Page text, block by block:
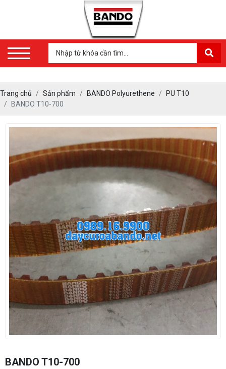
Trang chủ Sản phẩm BANDO Polyurethene
PU T10
BANDO T10-700
BANDO T10-700